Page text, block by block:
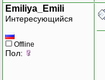
Emiliya_Emili
Интересующийся
Offline
Пол: